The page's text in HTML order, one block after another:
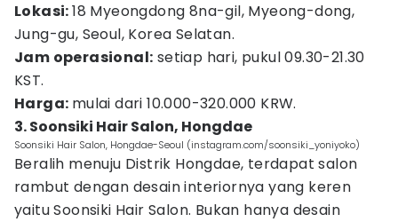
Lokasi:18 Myeongdong 8na-gil, Myeong-dong,
Jung-gu, Seoul, Korea Selatan.
Jam operasional: setiap hari, pukul 09.30-21.30
KST.
Harga: mulai dari 10.000-320.000 KRW.
3. Soonsiki Hair Salon, Hongdae
Soonsiki Hair Salon, Hongdae-Seoul (instagram.com/soonsiki_yoniyoko)
Beralih menuju Distrik Hongdae, terdapat salon
rambut dengan desain interiornya yang keren
yaitu Soonsiki Hair Salon. Bukan hanya desain